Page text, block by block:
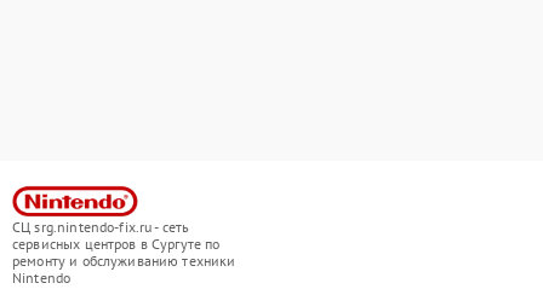
СЦ srg.nintendo-fix.ru - сеть
сервисных центров в Сургуте по
ремонту и обслуживанию техники
Nintendo